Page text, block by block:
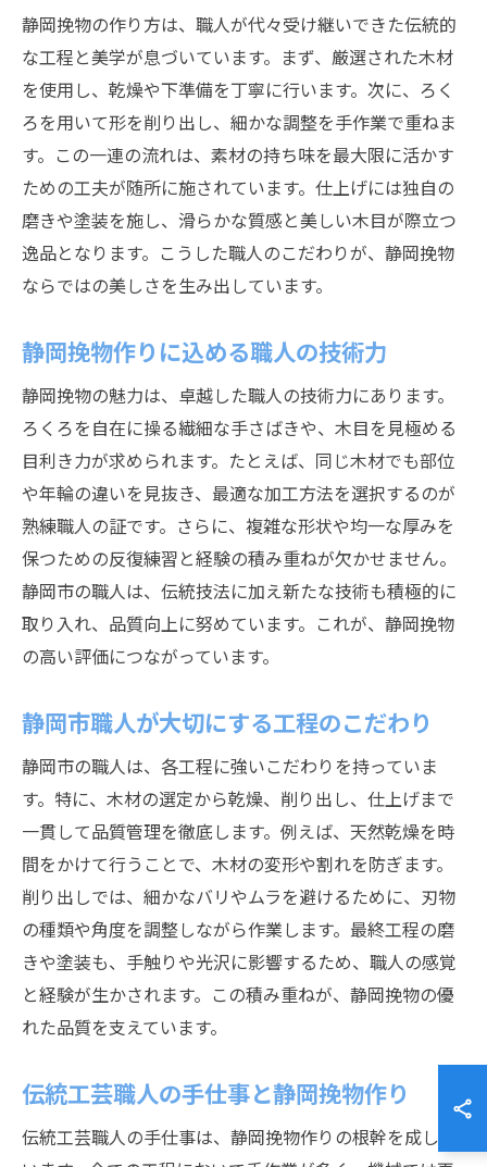
静岡挽物の作り方は、職人が代々受け継いできた伝統的
な工程と美学が息づいています。まず、厳選された木材
を使用し、乾燥や下準備を丁寧に行います。次に、ろく
ろを用いて形を削り出し、細かな調整を手作業で重ねま
す。この一連の流れは、素材の持ち味を最大限に活かす
ための工夫が随所に施されています。仕上げには独自の
磨きや塗装を施し、滑らかな質感と美しい木目が際立つ
逸品となります。こうした職人のこだわりが、静岡挽物
ならではの美しさを生み出しています。
静岡挽物作りに込める職人の技術力
静岡挽物の魅力は、卓越した職人の技術力にあります。
ろくろを自在に操る繊細な手さばきや、木目を見極める
目利き力が求められます。たとえば、同じ木材でも部位
や年輪の違いを見抜き、最適な加工方法を選択するのが
熟練職人の証です。さらに、複雑な形状や均一な厚みを
保つための反復練習と経験の積み重ねが欠かせません。
静岡市の職人は、伝統技法に加え新たな技術も積極的に
取り入れ、品質向上に努めています。これが、静岡挽物
の高い評価につながっています。
静岡市職人が大切にする工程のこだわり
静岡市の職人は、各工程に強いこだわりを持っていま
す。特に、木材の選定から乾燥、削り出し、仕上げまで
一貫して品質管理を徹底します。例えば、天然乾燥を時
間をかけて行うことで、木材の変形や割れを防ぎます。
削り出しでは、細かなバリやムラを避けるために、刃物
の種類や角度を調整しながら作業します。最終工程の磨
きや塗装も、手触りや光沢に影響するため、職人の感覚
と経験が生かされます。この積み重ねが、静岡挽物の優
れた品質を支えています。
伝統工芸職人の手仕事と静岡挽物作り
伝統工芸職人の手仕事は、静岡挽物作りの根幹を成して